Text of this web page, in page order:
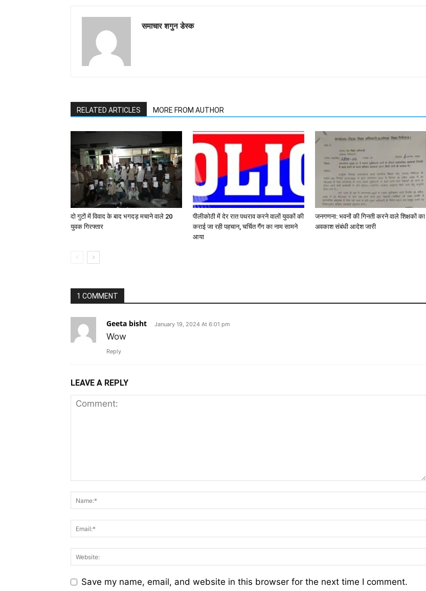
समाचार शगुन डेस्क
RELATED ARTICLES MORE FROM AUTHOR
दो गुटों में विवाद के बाद भगदड़ मचाने वाले 20
युवक गिरफ्तार
पीलीकोठी में देर रात पथराव करने वालों युवकों की
कराई जा रही पहचान, चर्चित गैंग का नाम सामने
आया
जनगणना: भवनों की गिनती करने वाले शिक्षकों का
अवकाश संबंधी आदेश जारी
1 COMMENT
Geeta bisht January 19, 2024 At 6:01 pm
Wow
Reply
LEAVE A REPLY
Save my name, email, and website in this browser for the next time I comment.